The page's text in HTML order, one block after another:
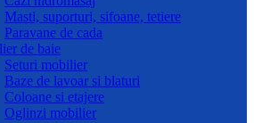
Masti, suporturi, sifoane, tetiere
Paravane de cada
de baie
Seturi mobilier
Baze de lavoar si blaturi
Coloane si etajere
Oglinzi mobilier